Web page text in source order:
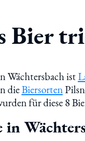
Bier
Wächtersbach ist
dieBiersorten
für diese 8
in